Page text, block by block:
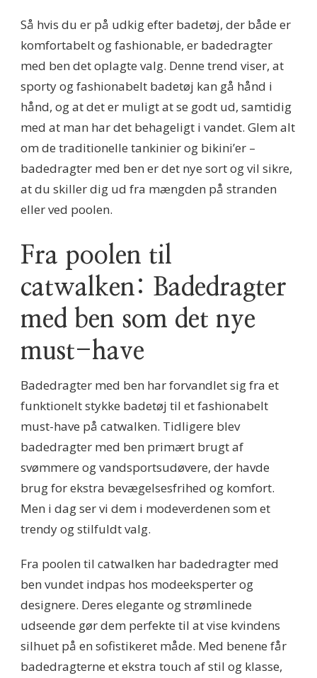
Så hvis du er på udkig efter badetøj, der både er
komfortabelt og fashionable, er badedragter
med ben det oplagte valg. Denne trend viser, at
sporty og fashionabelt badetøj kan gå hånd i
hånd, og at det er muligt at se godt ud, samtidig
med at man har det behageligt i vandet. Glem alt
om de traditionelle tankinier og bikini’er –
badedragter med ben er det nye sort og vil sikre,
at du skiller dig ud fra mængden på stranden
eller ved poolen.
Fra poolen til
catwalken: Badedragter
med ben som det nye
must-have
Badedragter med ben har forvandlet sig fra et
funktionelt stykke badetøj til et fashionabelt
must-have på catwalken. Tidligere blev
badedragter med ben primært brugt af
svømmere og vandsportsudøvere, der havde
brug for ekstra bevægelsesfrihed og komfort.
Men i dag ser vi dem i modeverdenen som et
trendy og stilfuldt valg.
Fra poolen til catwalken har badedragter med
ben vundet indpas hos modeeksperter og
designere. Deres elegante og strømlinede
udseende gør dem perfekte til at vise kvindens
silhuet på en sofistikeret måde. Med benene får
badedragterne et ekstra touch af stil og klasse,